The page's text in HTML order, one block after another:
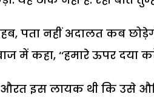
पता नहीं अदालत कब
में कहा, ‘‘हमारे ऊपर दया
इस लायक थी कि उसे